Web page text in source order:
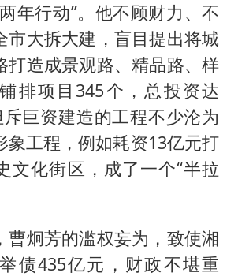
年行动”。他不顾财力、不
市大拆大建，盲目提出将城
打造成景观路、精品路、样
排项目345个，总投资达
巨资建造的工程不少沦为
象工程，例如耗资13亿元打
文化街区，成了一个“半拉
曹炯芳的滥权妄为，致使湘
债435亿元，财政不堪重